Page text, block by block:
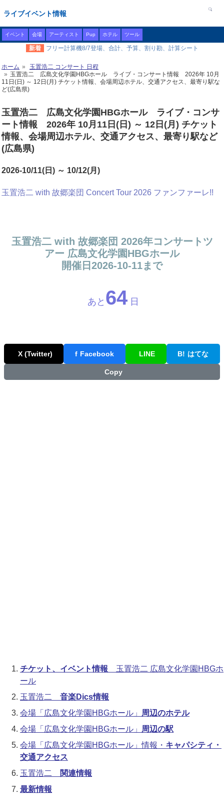
ライブイベント情報
イベント 会場 アーティスト Pup ホテル ツール
新着 フリー計算機8/7登場、合計、予算、割り勘、計算シート
ホーム
玉置浩二 コンサート 日程
玉置浩二 広島文化学園HBGホール ライブ・コンサート情報 2026年 10月
11日(日) ～ 12日(月) チケット情報、会場周辺ホテル、交通アクセス、最寄り駅な
ど(広島県)
玉置浩二 広島文化学園HBGホール ライブ・コンサ
ート情報 2026年 10月11日(日) ～ 12日(月) チケット
情報、会場周辺ホテル、交通アクセス、最寄り駅など
(広島県)
2026-10/11(日) ～ 10/12(月)
玉置浩二 with 故郷楽団 Concert Tour 2026 ファンファーレ!!
玉置浩二 with 故郷楽団 2026年コンサートツ
アー 広島文化学園HBGホール
開催日2026-10-11まで
あと 64 日
X (Twitter) f Facebook LINE B! はてな
Copy
チケット、イベント情報 玉置浩二 広島文化学園HBGホ
ール
玉置浩二 音楽Dics情報
会場「広島文化学園HBGホール」
周辺のホテル
会場「広島文化学園HBGホール」
周辺の駅
会場「広島文化学園HBGホール」情報・ キャパシティ・
交通アクセス
玉置浩二
関連情報
最新情報